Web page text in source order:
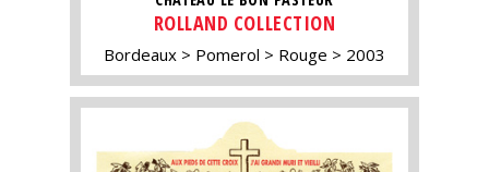
ROLLAND COLLECTION
Bordeaux Pomerol Rouge 2003